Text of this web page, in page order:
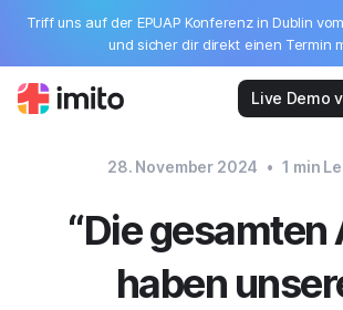
Triff uns auf der EPUAP Konferenz in Dublin
und sicher dir direkt einen Termin
Live Demo
28. November 2024 • 1 min
“Die gesamten
haben